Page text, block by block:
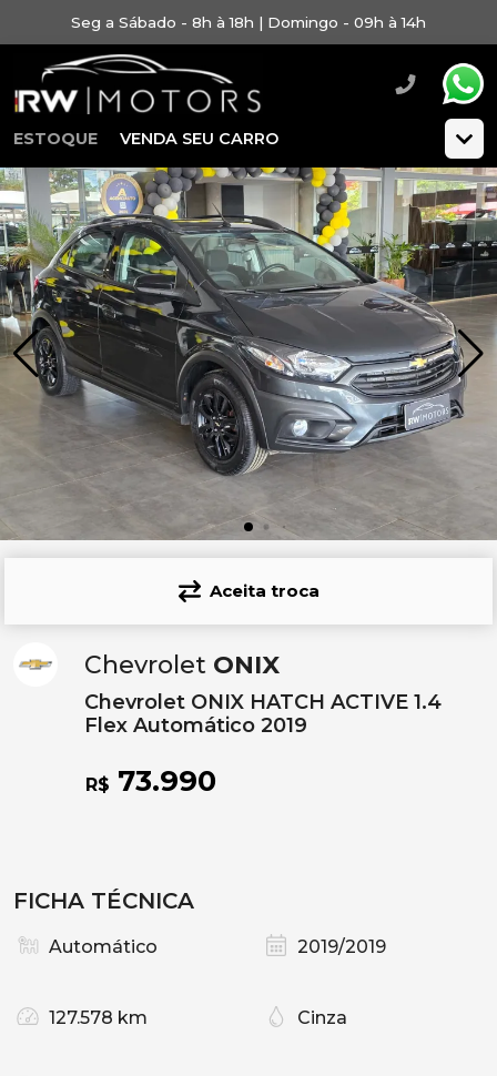
Seg a Sábado - 8h à 18h | Domingo - 09h à 14h
ESTOQUE VENDA SEU CARRO
Aceita troca
Chevrolet ONIX
Chevrolet ONIX HATCH ACTIVE 1.4
Flex Automático 2019
R$ 73.990
FICHA TÉCNICA
Automático 2019/2019
127.578 km Cinza